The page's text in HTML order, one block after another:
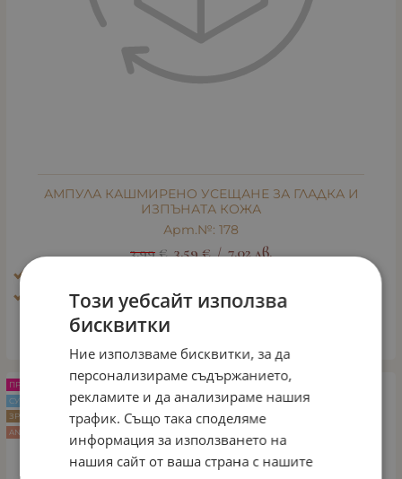
АМПУЛА КАШМИРЕНО УСЕЩАНЕ ЗА ГЛАДКА И
ИЗПЪНАТА КОЖА
Арт.№: 178
3.99€ 3.59€ / 7.02лв.
Тип кожа: Зряла кожа
ПРОМО -10%
СУХА КОЖА
ЗРЯЛА КОЖА
ANTI AGE
Този уебсайт използва
бисквитки
Ние използваме бисквитки, за да
персонализираме съдържанието,
рекламите и да анализираме нашия
трафик. Също така споделяме
информация за използването на
нашия сайт от ваша страна с нашите